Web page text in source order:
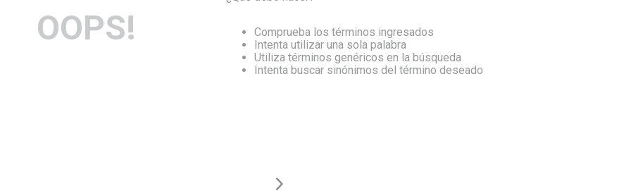
OOPS!
Comprueba los términos ingresados
Intenta utilizar una sola palabra
Utiliza términos genéricos en la búsqueda
Intenta buscar sinónimos del término deseado